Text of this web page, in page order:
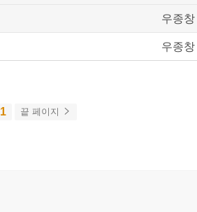
우종창
우종창
1 끝 페이지